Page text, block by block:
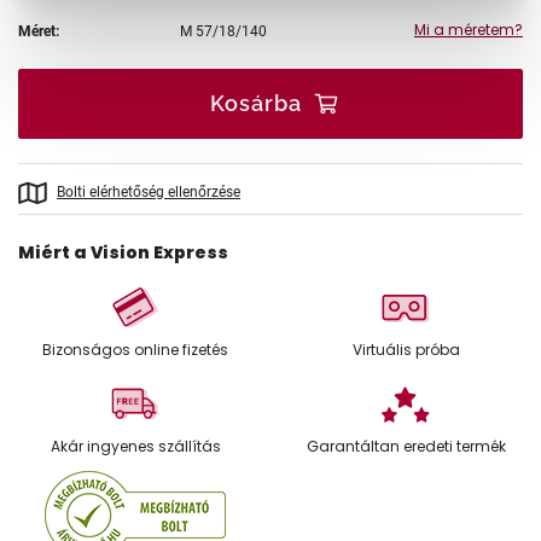
Méret: M 57/18/140 Mi a méretem?
Kosárba
Bolti elérhetőség ellenőrzése
Miért a Vision Express
Bizonságos online fizetés Virtuális próba
Akár ingyenes szállítás Garantáltan eredeti termék